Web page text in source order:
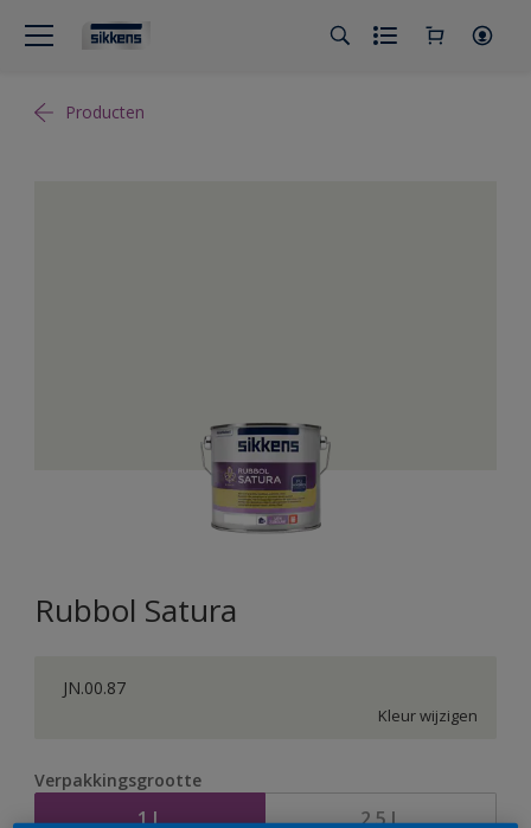
Producten
Rubbol Satura
JN.00.87
Kleur wijzigen
Verpakkingsgrootte
1 L 2,5 L